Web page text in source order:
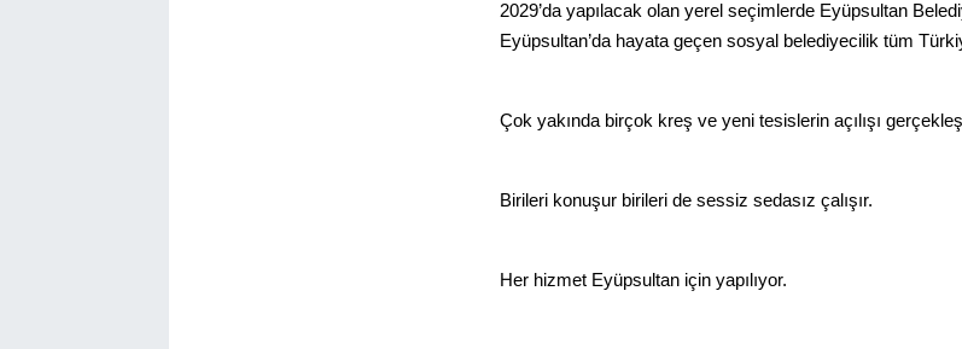
2029’da yapılacak olan yerel seçimlerde Eyüpsultan
Eyüpsultan’da hayata geçen sosyal belediyecilik tüm
Çok yakında birçok kreş ve yeni tesislerin açılışı
Birileri konuşur birileri de sessiz sedasız çalışır.
Her hizmet Eyüpsultan için yapılıyor.